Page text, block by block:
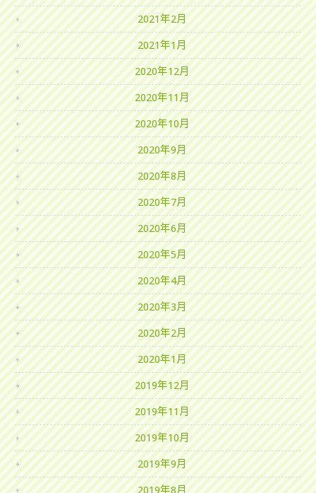
2021年2月
2021年1月
2020年12月
2020年11月
2020年10月
2020年9月
2020年8月
2020年7月
2020年6月
2020年5月
2020年4月
2020年3月
2020年2月
2020年1月
2019年12月
2019年11月
2019年10月
2019年9月
2019年8月